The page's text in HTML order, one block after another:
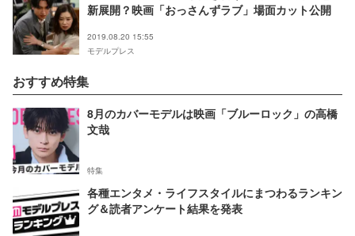
新展開？映画「おっさんずラブ」場面カット公開
2019.08.20 15:55
モデルプレス
おすすめ特集
8月のカバーモデルは映画「ブルーロック」の高橋
文哉
特集
各種エンタメ・ライフスタイルにまつわるランキン
グ＆読者アンケート結果を発表